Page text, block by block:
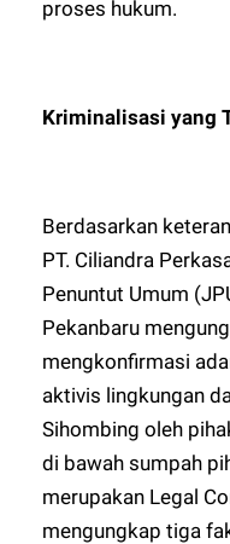
proses hukum.
Kriminalisasi yang
Berdasarkan
PT. Ciliandra
Penuntut Umum
Pekanbaru
mengkonfirmasi
aktivis lingkungan
Sihombing oleh
di bawah sumpah
merupakan Legal
mengungkap tiga